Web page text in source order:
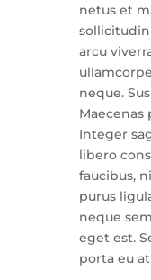
netus et
arcu
neque.
Integer
libero
faucibus,
purus
neque
eget est.
porta eu